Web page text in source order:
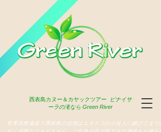
西表島カヌー＆カヤックツアー
ピナイサ
ーラの滝なら Green River
世界自然遺産？西表島の自然はユネスコの小役人に媚びてまで